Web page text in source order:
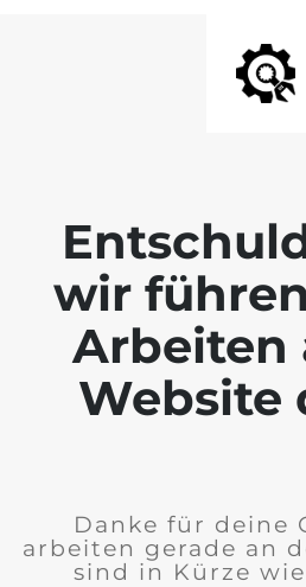
wir
Arbeiten
Website
Danke für deine
arbeiten gerade an
sind in Kürze